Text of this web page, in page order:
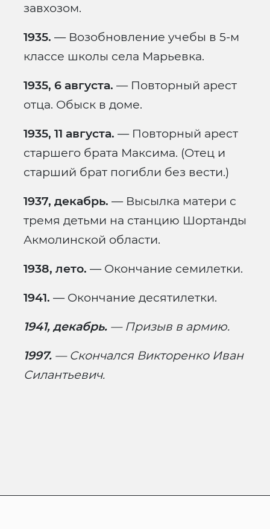
завхозом.
1935. — Возобновление учебы в 5-м
классе школы села Марьевка.
1935, 6 августа. — Повторный арест
отца. Обыск в доме.
1935, 11 августа. — Повторный арест
старшего брата Максима. (Отец и
старший брат погибли без вести.)
1937, декабрь. — Высылка матери с
тремя детьми на станцию Шортанды
Акмолинской области.
1938, лето. — Окончание семилетки.
1941. — Окончание десятилетки.
1941, декабрь. — Призыв в армию.
1997. —Скончался Викторенко Иван
Силантьевич.